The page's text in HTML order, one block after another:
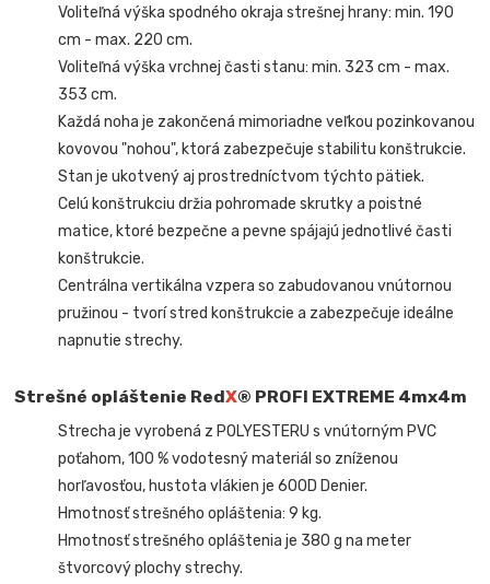
Voliteľná výška spodného okraja strešnej hrany: min. 190
cm - max. 220 cm.
Voliteľná výška vrchnej časti stanu: min. 323 cm - max.
353 cm.
Každá noha je zakončená mimoriadne veľkou pozinkovanou
kovovou "nohou", ktorá zabezpečuje stabilitu konštrukcie.
Stan je ukotvený aj prostredníctvom týchto pätiek.
Celú konštrukciu držia pohromade skrutky a poistné
matice, ktoré bezpečne a pevne spájajú jednotlivé časti
konštrukcie.
Centrálna vertikálna vzpera so zabudovanou vnútornou
pružinou - tvorí stred konštrukcie a zabezpečuje ideálne
napnutie strechy.
Strešné opláštenie RedX® PROFI EXTREME 4mx4m
Strecha je vyrobená z POLYESTERU s vnútorným PVC
poťahom, 100 % vodotesný materiál so zníženou
horľavosťou, hustota vlákien je 600D Denier.
Hmotnosť strešného opláštenia: 9 kg.
Hmotnosť strešného opláštenia je 380 g na meter
štvorcový plochy strechy.